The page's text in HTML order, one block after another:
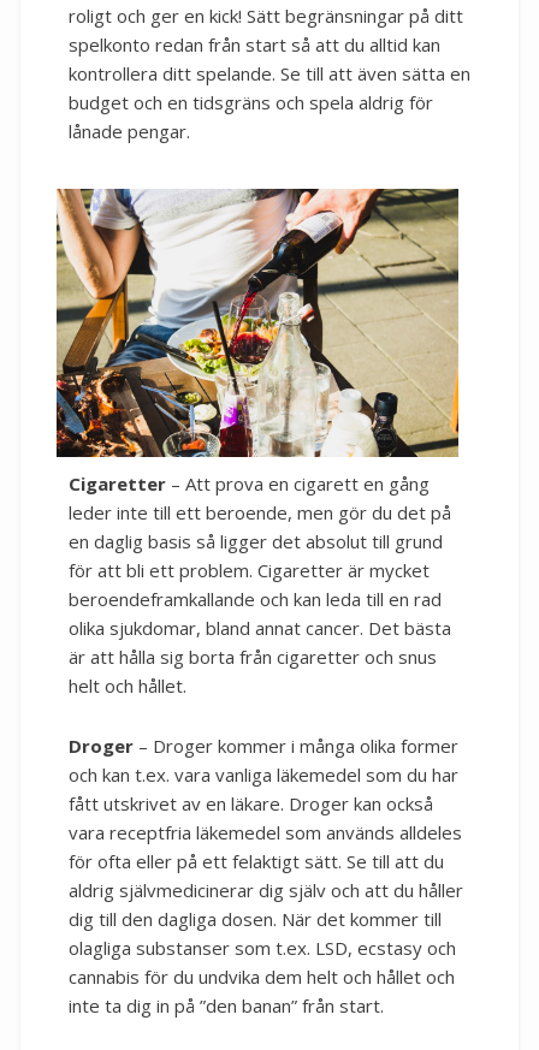
roligt och ger en kick! Sätt begränsningar på ditt
spelkonto redan från start så att du alltid kan
kontrollera ditt spelande. Se till att även sätta en
budget och en tidsgräns och spela aldrig för
lånade pengar.
Cigaretter – Att prova en cigarett en gång
leder inte till ett beroende, men gör du det på
en daglig basis så ligger det absolut till grund
för att bli ett problem. Cigaretter är mycket
beroendeframkallande och kan leda till en rad
olika sjukdomar, bland annat cancer. Det bästa
är att hålla sig borta från cigaretter och snus
helt och hållet.
Droger – Droger kommer i många olika former
och kan t.ex. vara vanliga läkemedel som du har
fått utskrivet av en läkare. Droger kan också
vara receptfria läkemedel som används alldeles
för ofta eller på ett felaktigt sätt. Se till att du
aldrig självmedicinerar dig själv och att du håller
dig till den dagliga dosen. När det kommer till
olagliga substanser som t.ex. LSD, ecstasy och
cannabis för du undvika dem helt och hållet och
inte ta dig in på ”den banan” från start.